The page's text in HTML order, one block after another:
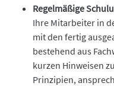
Regelmäßige
Ihre Mitarbeiter in
mit den fertig
bestehend aus
kurzen Hinweisen
Prinzipien,